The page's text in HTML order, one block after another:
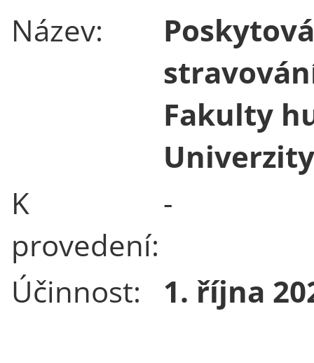
Název:
Fakulty
K
provedení:
-
Účinnost: 1. října